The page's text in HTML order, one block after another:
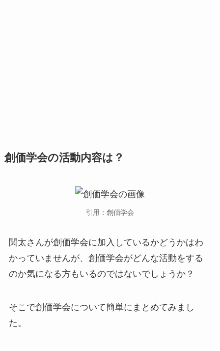
創価学会の活動内容は？
引用：創価学会
関太さんが創価学会に加入しているかどうかはわ
かっていませんが、創価学会がどんな活動をする
のか気になる方もいるのではないでしょうか？
そこで創価学会について簡単にまとめてみまし
た。